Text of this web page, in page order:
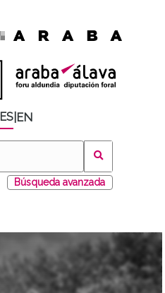
ES EN
Búsqueda avanzada